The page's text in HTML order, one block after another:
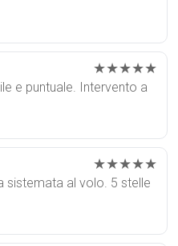
★★★★★
e puntuale. Intervento a
★★★★★
sistemata al volo. 5 stelle